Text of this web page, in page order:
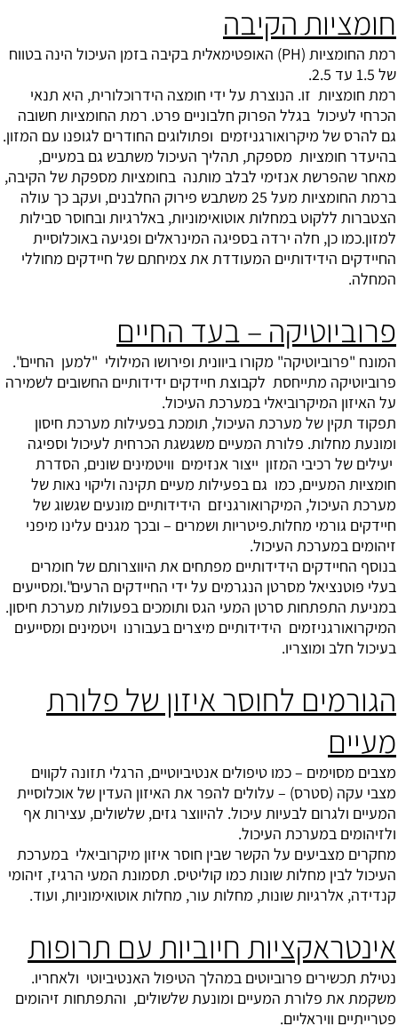
חומציות הקיבה
רמת החומציות (PH) האופטימאלית בקיבה בזמן העיכול הינה בטווח
של 1.5 עד 2.5.
רמת חומציות זו. הנוצרת על ידי חומצה הידרוכלורית, היא תנאי
הכרחי לעיכול בגלל הפרוק חלבוניים פרט. רמת החומציות חשובה
גם להרס של מיקרואורגניזמים ופתולוגים החודרים לגופנו עם המזון.
בהיעדר חומציות מספקת, תהליך העיכול משתבש גם במעיים,
מאחר שהפרשת אנזימי לבלב מותנה בחומציות מספקת של הקיבה,
ברמת החומציות מעל 25 משתבש פירוק החלבנים, ועקב כך עולה
הצטברות ללקוט במחלות אוטואימוניות, באלרגיות ובחוסר סבילות
למזון.כמו כן, חלה ירדה בספיגה המינראלים ופגיעה באוכלוסיית
החיידקים הידידותיים המעודדת את צמיחתם של חיידקים מחוללי
המחלה.
פרוביוטיקה – בעד החיים
המונח "פרוביוטיקה" מקורו ביוונית ופירושו המילולי "למען החיים".
פרוביוטיקה מתייחסת לקבוצת חיידקים ידידותיים החשובים לשמירה
על האיזון המיקרוביאלי במערכת העיכול.
תפקוד תקין של מערכת העיכול, תומכת בפעילות מערכת חיסון
ומונעת מחלות. פלורת המעיים משגשגת הכרחית לעיכול וספיגה
יעילים של רכיבי המזון ייצור אנזימים וויטמינים שונים, הסדרת
חומציות המעיים, כמו גם בפעילות מעיים תקינה וליקוי נאות של
מערכת העיכול, המיקרואורגניזם הידידותיים מונעים שגשוג של
חיידקים גורמי מחלות.פיטריות ושמרים – ובכך מגנים עלינו מיפני
זיהומים במערכת העיכול.
בנוסף החיידקים הידידותיים מפתחים את היווצרותם של חומרים
בעלי פוטנציאל מסרטן הנגרמים על ידי החיידקים הרעים".ומסייעים
במניעת התפתחות סרטן המעי הגס ותומכים בפעולות מערכת חיסון.
המיקרואורגניזמים הידידותיים מיצרים בעבורנו ויטמינים ומסייעים
בעיכול חלב ומוצריו.
הגורמים לחוסר איזון של פלורת
מעיים
מצבים מסוימים – כמו טיפולים אנטיביוטיים, הרגלי תזונה לקווים
מצבי עקה (סטרס) – עלולים להפר את האיזון העדין של אוכלוסיית
המעיים ולגרום לבעיות עיכול. להיווצר גזים, שלשולים, עצירות אף
ולזיהומים במערכת העיכול.
מחקרים מצביעים על הקשר שבין חוסר איזון מיקרוביאלי במערכת
העיכול לבין מחלות שונות כמו קוליטיס. תסמונת המעי הרגיז, זיהומי
קנדידה, אלרגיות שונות, מחלות עור, מחלות אוטואימוניות, ועוד.
אינטראקציות חיוביות עם תרופות
נטילת תכשירים פרוביוטים במהלך הטיפול האנטיביוטי ולאחריו.
משקמת את פלורת המעיים ומונעת שלשולים, והתפתחות זיהומים
פטרייתיים וויראליים.